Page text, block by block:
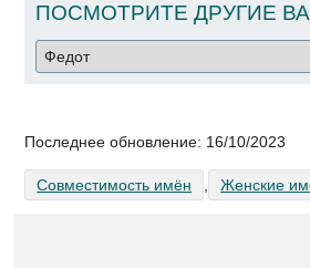
ПОСМОТРИТЕ ДРУГИЕ
Последнее обновление: 16/10/2023
Совместимость имён Женские